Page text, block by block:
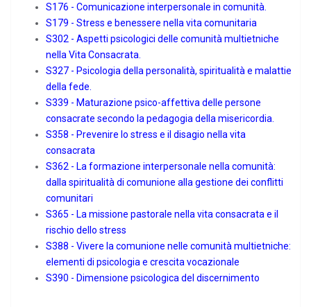
S176 - Comunicazione interpersonale in comunità.
S179 - Stress e benessere nella vita comunitaria
S302 - Aspetti psicologici delle comunità multietniche
nella Vita Consacrata.
S327 - Psicologia della personalità, spiritualità e malattie
della fede.
S339 - Maturazione psico-affettiva delle persone
consacrate secondo la pedagogia della misericordia.
S358 - Prevenire lo stress e il disagio nella vita
consacrata
S362 - La formazione interpersonale nella comunità:
dalla spiritualità di comunione alla gestione dei conflitti
comunitari
S365 - La missione pastorale nella vita consacrata e il
rischio dello stress
S388 - Vivere la comunione nelle comunità multietniche:
elementi di psicologia e crescita vocazionale
S390 - Dimensione psicologica del discernimento